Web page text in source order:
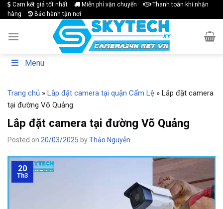
Skip
to
Cam kết giá tốt nhất Miễn phí vận chuyển
Thanh toán khi nhận
hàng
Bảo hành tận nơi
Menu
Trang chủ » Lắp đặt camera tại quận Cẩm Lệ » Lắp đặt camera
tại đường Võ Quảng
Lắp đặt camera tại đường Võ Quảng
Posted on 20/03/2025 byThảo Nguyễn
20
Th3